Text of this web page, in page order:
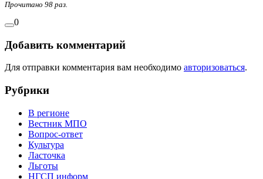
Прочитано 98 раз.
0
Добавить комментарий
Для отправки комментария вам необходимо авторизоваться.
Рубрики
В регионе
Вестник МПО
Вопрос-ответ
Культура
Ласточка
Льготы
НГСП информ